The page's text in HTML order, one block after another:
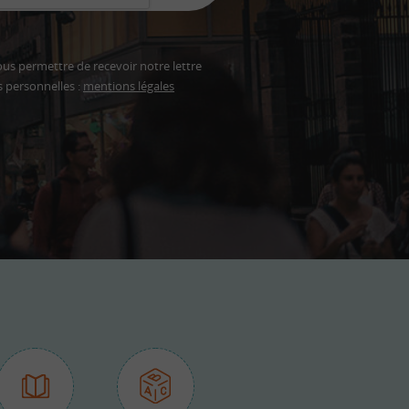
permettre de recevoir notre lettre
: mentions légales